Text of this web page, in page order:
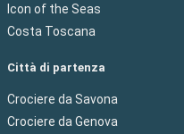
Icon of the Seas
Costa Toscana
Città di partenza
Crociere da Savona
Crociere da Genova